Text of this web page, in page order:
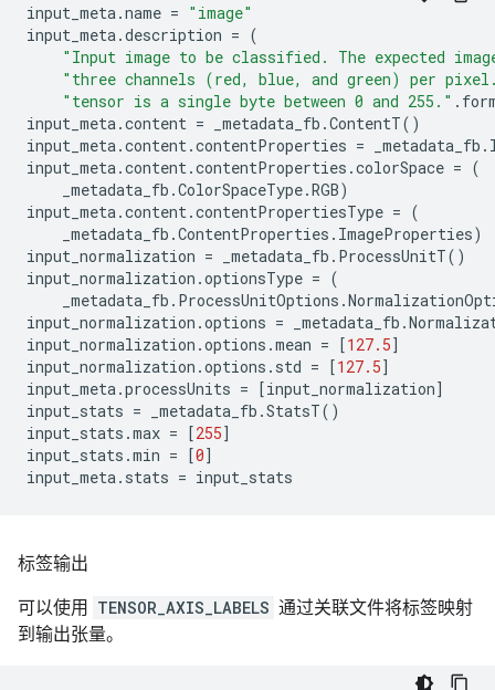
input_meta.name = "image"
input_meta.description = (
"Input image to be classified. The expected
"three channels (red, blue, and green) per
"tensor is a single byte between 0 and 255." .
input_meta.content = _metadata_fb .ContentT()
input_meta.content.contentProperties = _metadata_fb .
input_meta.content.contentProperties .colorSpace = (
_metadata_fb .ColorSpaceType.RGB)
input_meta.content.contentPropertiesType = (
_metadata_fb .ContentProperties . ImageProperties)
input_normalization = _metadata_fb . ProcessUnitT()
input_normalization .optionsType = (
_metadata_fb . ProcessUnitOptions .
input_normalization .options = _metadata_fb .
input_normalization .options .mean = [127.5]
input_normalization .options . std = [127.5]
input_meta.processUnits = [input_normalization]
input_stats = _metadata_fb .StatsT()
input_stats .max = [255]
input_stats .min = [0]
input_meta. stats = input_stats
标签输出
可以使用 TENSOR_AXIS_LABELS 通过关联文件将标签映射
到输出张量。